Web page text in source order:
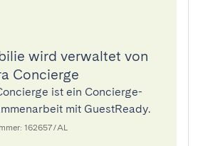
wird verwaltet von
Concierge
ist ein Concierge-
mit GuestReady.
162657/AL